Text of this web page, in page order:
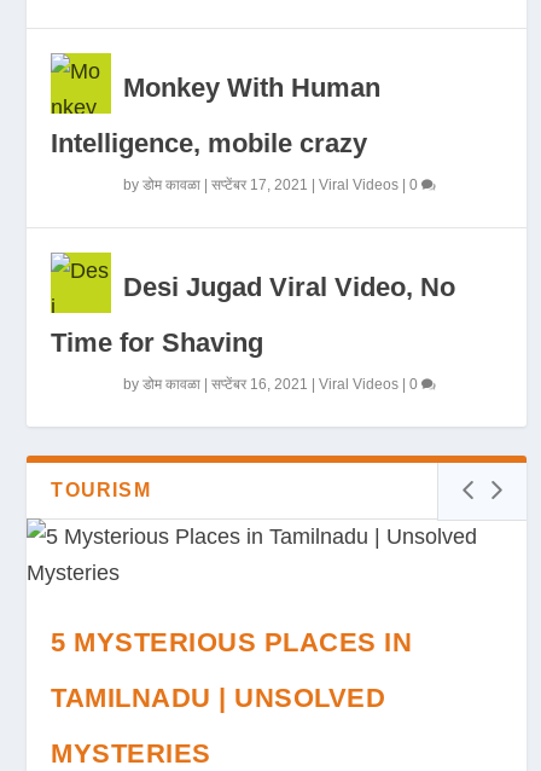
Monkey With Human
Intelligence, mobile crazy
byडोम कावळा |सप्टेंबर 17, 2021 |Viral Videos |0
Desi Jugad Viral Video, No
Time for Shaving
byडोम कावळा |सप्टेंबर 16, 2021 |Viral Videos |0
TOURISM
5 MYSTERIOUS PLACES IN
TAMILNADU | UNSOLVED
MYSTERIES